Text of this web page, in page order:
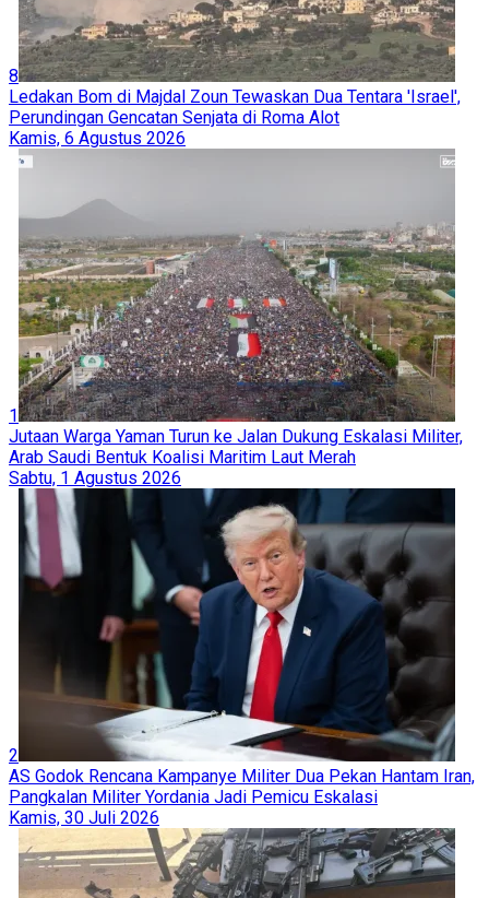
8
Ledakan Bom di Majdal Zoun Tewaskan Dua Tentara 'Israel',
Perundingan Gencatan Senjata di Roma Alot
Kamis, 6 Agustus 2026
1
Jutaan Warga Yaman Turun ke Jalan Dukung Eskalasi Militer,
Arab Saudi Bentuk Koalisi Maritim Laut Merah
Sabtu, 1 Agustus 2026
2
AS Godok Rencana Kampanye Militer Dua Pekan Hantam Iran,
Pangkalan Militer Yordania Jadi Pemicu Eskalasi
Kamis, 30 Juli 2026